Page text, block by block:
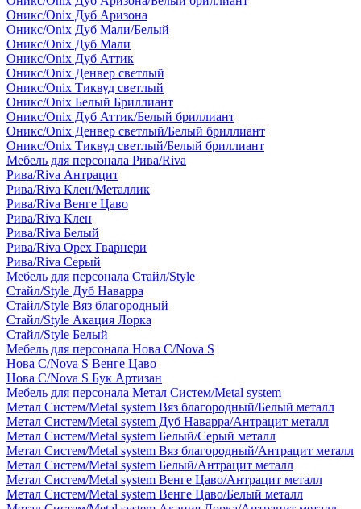
Оникс/Onix Дуб Аризона
Оникс/Onix Дуб Мали/Белый
Оникс/Onix Дуб Мали
Оникс/Onix Дуб Аттик
Оникс/Onix Денвер светлый
Оникс/Onix Тиквуд светлый
Оникс/Onix Белый Бриллиант
Оникс/Onix Дуб Аттик/Белый бриллиант
Оникс/Onix Денвер светлый/Белый бриллиант
Оникс/Onix Тиквуд светлый/Белый бриллиант
Мебель для персонала Рива/Riva
Рива/Riva Антрацит
Рива/Riva Клен/Металлик
Рива/Riva Венге Цаво
Рива/Riva Клен
Рива/Riva Белый
Рива/Riva Орех Гварнери
Рива/Riva Серый
Мебель для персонала Стайл/Style
Стайл/Style Дуб Наварра
Стайл/Style Вяз благородный
Стайл/Style Акация Лорка
Стайл/Style Белый
Мебель для персонала Нова С/Nova S
Нова С/Nova S Венге Цаво
Нова С/Nova S Бук Артизан
Мебель для персонала Метал Систем/Metal system
Метал Систем/Metal system Вяз благородный/Белый металл
Метал Систем/Metal system Дуб Наварра/Антрацит металл
Метал Систем/Metal system Белый/Серый металл
Метал Систем/Metal system Вяз благородный/Антрацит металл
Метал Систем/Metal system Белый/Антрацит металл
Метал Систем/Metal system Венге Цаво/Антрацит металл
Метал Систем/Metal system Венге Цаво/Белый металл